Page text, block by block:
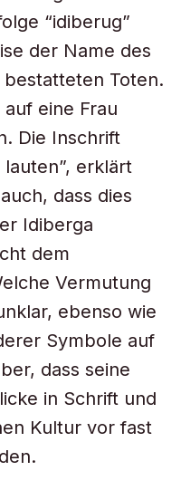
“idiberug”
der Name des
Toten.
eine Frau
Die Inschrift
lauten”, erklärt
dass dies
Idiberga
dem
Vermutung
ebenso wie
Symbole auf
dass seine
in Schrift und
Kultur vor fast